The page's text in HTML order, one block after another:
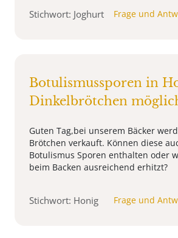
Stichwort: Joghurt Frage und
Botulismussporen in
Dinkelbrötchen
Guten Tag,bei unserem Bäcker
Brötchen verkauft. Können diese
Botulismus Sporen enthalten oder
beim Backen ausreichend erhitzt?
Stichwort: Honig Frage und